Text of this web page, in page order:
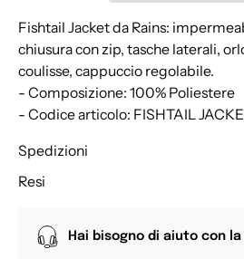
Fishtail Jacket da Rains:
chiusura con zip, tasche laterali,
coulisse, cappuccio regolabile.
- Composizione: 100% Poliestere
- Codice articolo: FISHTAIL
Spedizioni
Resi
Hai bisogno di aiuto con